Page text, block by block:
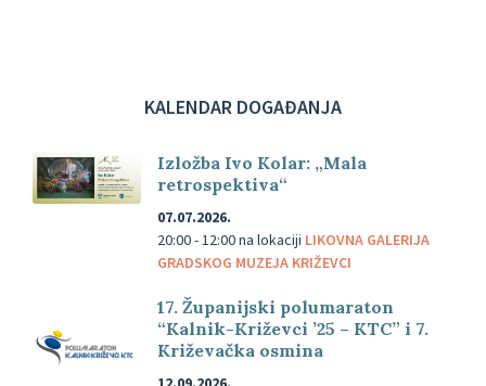
KALENDAR DOGAĐANJA
Izložba Ivo Kolar: „Mala
retrospektiva“
07.07.2026.
20:00 - 12:00na lokaciji LIKOVNA GALERIJA
GRADSKOG MUZEJA KRIŽEVCI
17. Županijski polumaraton
“Kalnik-Križevci ’25 – KTC” i 7.
Križevačka osmina